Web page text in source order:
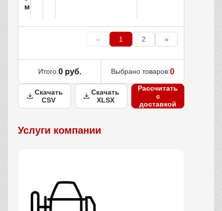
м
« 1 2 »
Итого:0 руб. Выбрано товаров:0
Скачать
CSV
Скачать
XLSX
Рассчитать
с
доставкой
Услуги компании